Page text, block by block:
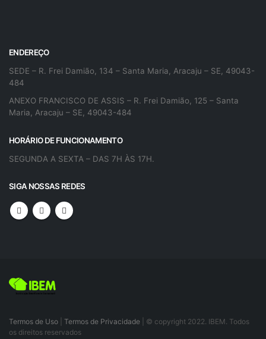
ENDEREÇO
SEDE – R. Frei Damião, 134 – Santa Maria, Aracaju – SE, 49043-
484
ANEXO FRANCISCO DE ASSIS – R. Frei Damião, 125 – Santa
Maria, Aracaju – SE, 49043-484
HORÁRIO DE FUNCIONAMENTO
SEGUNDA A SEXTA – DAS 7H ÀS 17H.
SIGA NOSSAS REDES
Termos de Uso Termos de Privacidade | © copyright 2022. IBEM. Todos
os direitos reservados